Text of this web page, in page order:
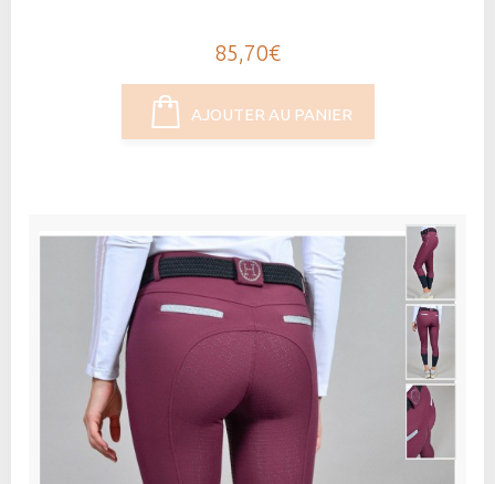
85,70€
AJOUTER AU PANIER